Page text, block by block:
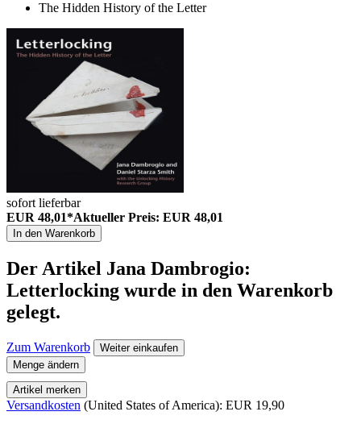
The Hidden History of the Letter
sofort lieferbar
EUR 48,01*Aktueller Preis: EUR 48,01
In den Warenkorb
Der Artikel Jana Dambrogio:
Letterlocking wurde in den Warenkorb
gelegt.
Zum Warenkorb
Weiter einkaufen
Menge ändern
Artikel merken
Versandkosten (United States of America): EUR 19,90